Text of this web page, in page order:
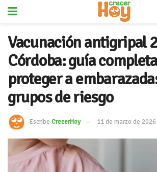
Vacunación antigripal
Córdoba: guía
proteger a
grupos de riesgo
Escribe CrecerHoy 11 de marzo de 2026